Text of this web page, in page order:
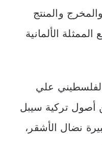
والمنتج
الألمانية
علي
أصول تركية سيبل
نضال الأشقر،